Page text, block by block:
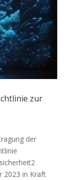
zur
der
2023 in Kraft